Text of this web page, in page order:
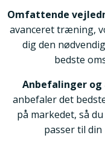
Omfattende
avanceret træning,
dig den
bedste
Anbefalinger og
anbefaler det
på markedet, så
passer til